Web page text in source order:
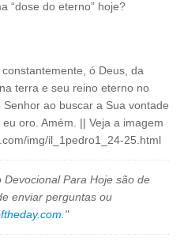
“dose do eterno” hoje?
ó Deus, da
terra e seu reino eterno no
ao buscar a Sua vontade
oro. Amém. || Veja a imagem
img/il_1pedro1_24-25.html
Para Hoje são de
enviar perguntas ou
."